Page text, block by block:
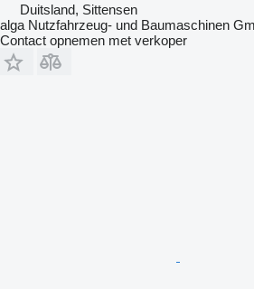
Duitsland, Sittensen
alga Nutzfahrzeug- und Baumaschinen
Contact opnemen met verkoper